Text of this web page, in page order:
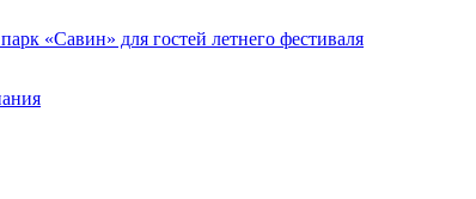
«Савин» для гостей летнего фестиваля